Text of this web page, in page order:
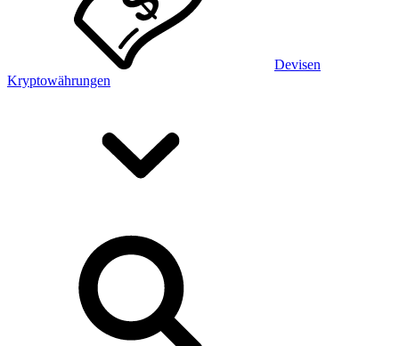
Devisen
Kryptowährungen